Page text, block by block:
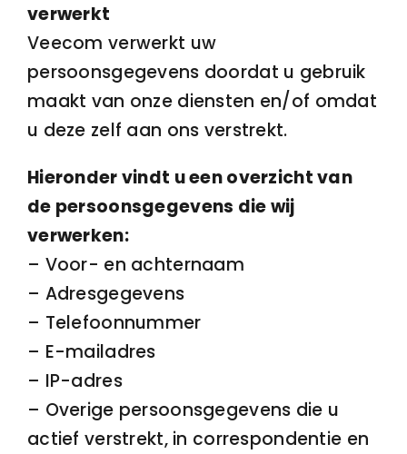
verwerkt
Veecom verwerkt uw
persoonsgegevens doordat u gebruik
maakt van onze diensten en/of omdat
u deze zelf aan ons verstrekt.
Hieronder vindt u een overzicht van
de persoonsgegevens die wij
verwerken:
– Voor- en achternaam
– Adresgegevens
– Telefoonnummer
– E-mailadres
– IP-adres
– Overige persoonsgegevens die u
actief verstrekt, in correspondentie en